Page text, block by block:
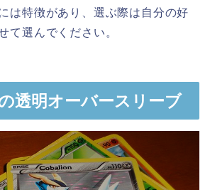
は特徴があり、選ぶ際は自分の好
て選んでください。
透明オーバースリーブ